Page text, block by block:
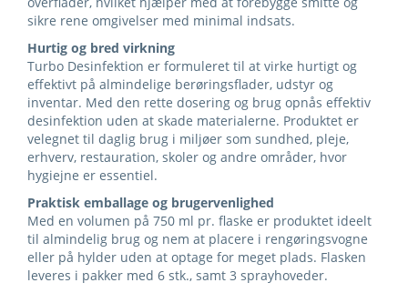
sikre rene omgivelser med minimal indsats.
Hurtig og bred virkning
Turbo Desinfektion er formuleret til at virke hurtigt og
effektivt på almindelige berøringsflader, udstyr og
inventar. Med den rette dosering og brug opnås effektiv
desinfektion uden at skade materialerne. Produktet er
velegnet til daglig brug i miljøer som sundhed, pleje,
erhverv, restauration, skoler og andre områder, hvor
hygiejne er essentiel.
Praktisk emballage og brugervenlighed
Med en volumen på 750 ml pr. flaske er produktet ideelt
til almindelig brug og nem at placere i rengøringsvogne
eller på hylder uden at optage for meget plads. Flasken
leveres i pakker med 6 stk., samt 3 sprayhoveder.